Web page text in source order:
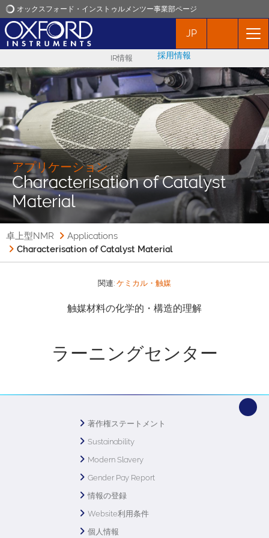
オックスフォード・インストゥルメンツー事業部ページ
オックスフォード・インストゥルメンツ
アプリケーション
プロダクト
ニュース
イベント
お問い合わせ
JP
IR情報 採用情報
アプリケーション
Characterisation of Catalyst
Material
卓上型NMR
Applications
Characterisation of Catalyst Material
関連: ケミカル・触媒
触媒材料の化学的・構造的理解
ラーニングセンター
著作権ステートメント
Sustainability
Modern Slavery
Gender Pay Report
情報の登録
Website利用条件
個人情報